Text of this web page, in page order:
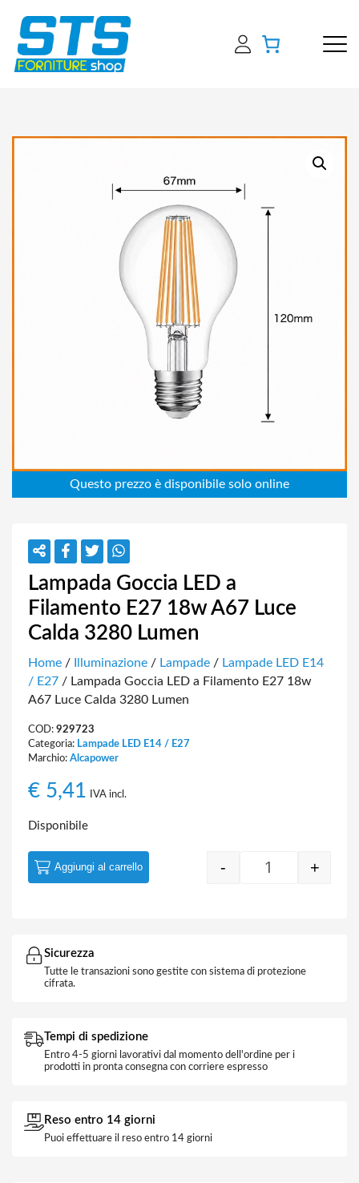
Lampada Goccia LED a
Filamento E27 18w A67 Luce
Calda 3280 Lumen
Home / Illuminazione / Lampade / Lampade LED E14
/ E27 / Lampada Goccia LED a Filamento E27 18w
A67 Luce Calda 3280 Lumen
COD: 929723
Categoria: Lampade LED E14 / E27
Marchio: Alcapower
€ 5,41 IVA incl.
Disponibile
Quantity
- +
Aggiungi al carrello
Sicurezza
Tutte le transazioni sono gestite con sistema di protezione
cifrata.
Tempi di spedizione
Entro 4-5 giorni lavorativi dal momento dell'ordine per i
prodotti in pronta consegna con corriere espresso
Reso entro 14 giorni
Puoi effettuare il reso entro 14 giorni